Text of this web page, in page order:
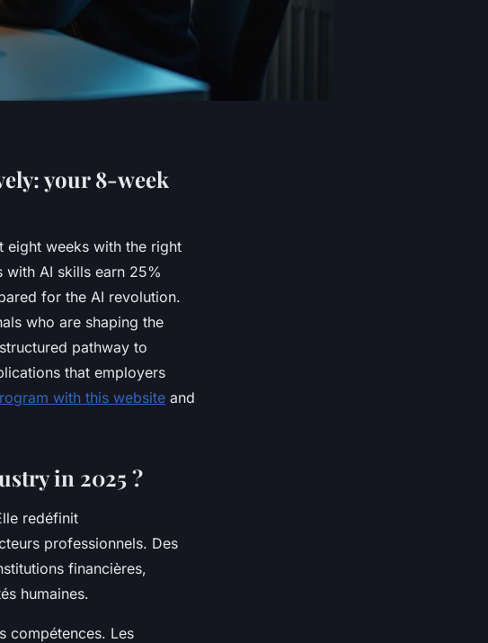
your 8-week
eight weeks with the right
AI skills earn 25%
for the AI revolution.
who are shaping the
pathway to
that employers
with this website and
in 2025 ?
redéfinit
professionnels. Des
financières,
humaines.
compétences. Les